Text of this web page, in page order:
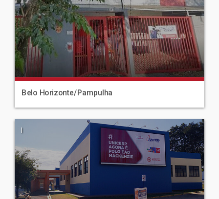
Belo Horizonte/Pampulha
|